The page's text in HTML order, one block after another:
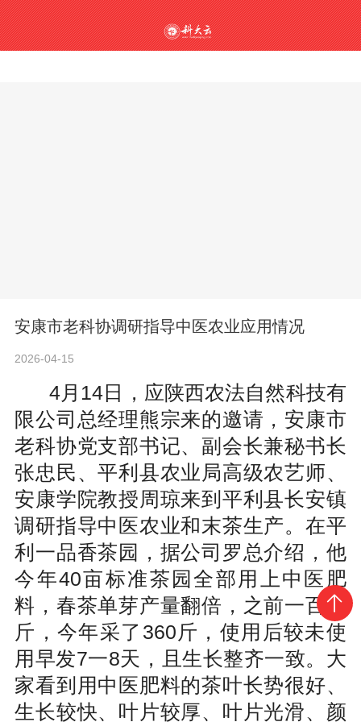
安康市老科协调研指导中医农业应用情况
2026-04-15
4月14日，应陕西农法自然科技有
限公司总经理熊宗来的邀请，安康市
老科协党支部书记、副会长兼秘书长
张忠民、平利县农业局高级农艺师、
安康学院教授周琼来到平利县长安镇
调研指导中医农业和末茶生产。在平
利一品香茶园，据公司罗总介绍，他
今年40亩标准茶园全部用上中医肥
料，春茶单芽产量翻倍，之前一百多
斤，今年采了360斤，使用后较未使
用早发7一8天，且生长整齐一致。大
家看到用中医肥料的茶叶长势很好、
生长较快、叶片较厚、叶片光滑、颜